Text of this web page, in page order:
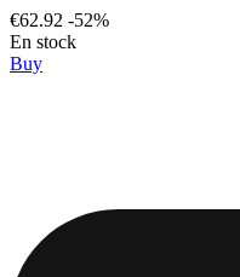
€62.92 -52%
En stock
Buy